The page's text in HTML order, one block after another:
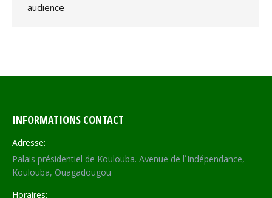
audience
INFORMATIONS CONTACT
Adresse:
Palais présidentiel de Koulouba. Avenue de l´Indépendance,
Koulouba, Ouagadougou
Horaires: